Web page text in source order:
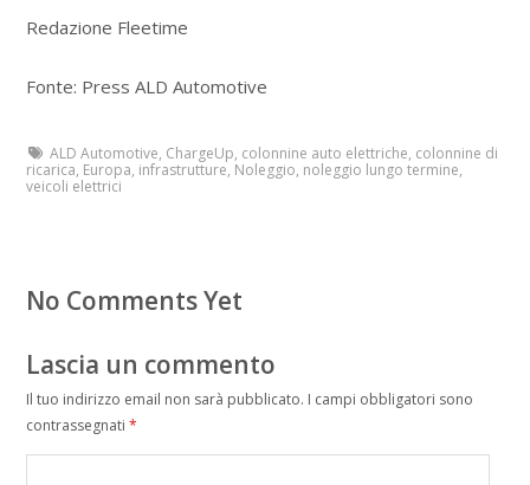
Redazione Fleetime
Fonte: Press ALD Automotive
ALD Automotive, ChargeUp, colonnine auto elettriche, colonnine di
ricarica, Europa, infrastrutture, Noleggio, noleggio lungo termine,
veicoli elettrici
No Comments Yet
Lascia un commento
Il tuo indirizzo email non sarà pubblicato. I campi obbligatori sono
contrassegnati *